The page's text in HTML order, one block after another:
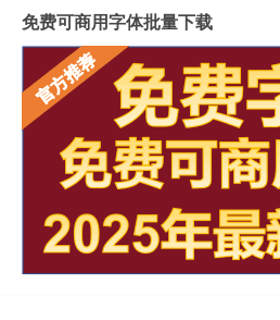
免费可商用字体批量下载